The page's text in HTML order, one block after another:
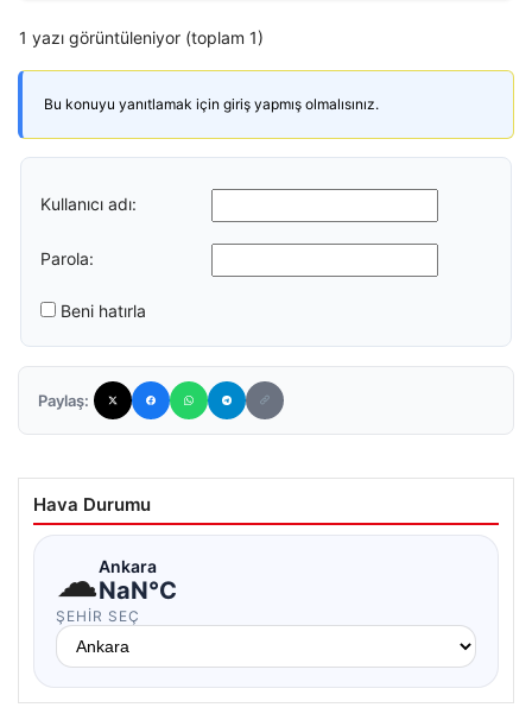
1 yazı görüntüleniyor (toplam 1)
Bu konuyu yanıtlamak için giriş yapmış olmalısınız.
Kullanıcı adı:
Parola:
Beni hatırla
Paylaş:
Hava Durumu
☁Ankara
NaN°C
ŞEHIR SEÇ